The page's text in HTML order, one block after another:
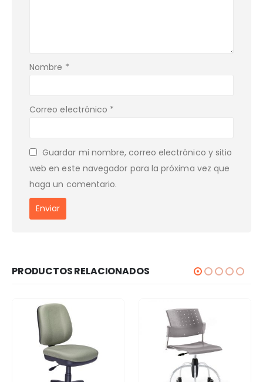
Nombre *
Correo electrónico *
Guardar mi nombre, correo electrónico y sitio
web en este navegador para la próxima vez que
haga un comentario.
PRODUCTOS RELACIONADOS